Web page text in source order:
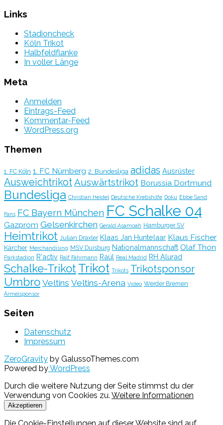
Links
Stadioncheck
Köln Trikot
Halbfeldflanke
In voller Länge
Meta
Anmelden
Eintrags-Feed
Kommentar-Feed
WordPress.org
Themen
1. FC Köln 1. FC Nürnberg 2. Bundesliga adidas Ausrüster
AusweichtrikotAuswärtstrikot Borussia Dortmund
Bundesliga Christian Heidel Deutsche Krebshilfe Doku Ebbe Sand
Fans FC Bayern München FC Schalke 04
Gazprom Gelsenkirchen Gerald Asamoah Hamburger SV
Heimtrikot Julian Draxler Klaas Jan Huntelaar Klaus Fischer
Kärcher Merchandising MSV Duisburg Nationalmannschaft Olaf Thon
Parkstadion R'activ Ralf Fährmann Raúl Real Madrid RH Alurad
Schalke-TrikotTrikot Trikots Trikotsponsor
Umbro Veltins Veltins-Arena Video Werder Bremen
Ärmelsponsor
Seiten
Datenschutz
Impressum
ZeroGravity by GalussoThemes.com
Powered byWordPress
Durch die weitere Nutzung der Seite stimmst du der
Verwendung von Cookies zu. Weitere Informationen
Akzeptieren